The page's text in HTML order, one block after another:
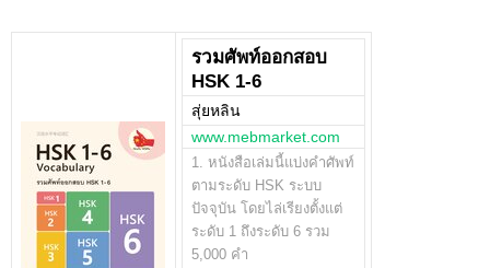
รวมศัพท์ออกสอบ
HSK 1-6
สุ่ยหลิน
www.mebmarket.com
1. หนังสือเล่มนี้แบ่งคำศัพท์
ตามระดับ HSK ระบบ
ปัจจุบัน โดยไล่เรียงตั้งแต่
ระดับ 1 ถึงระดับ 6 รวม
5,000 คำ